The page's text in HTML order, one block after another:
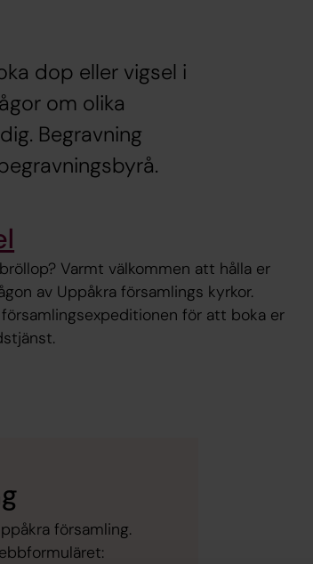
dop eller vigsel i
om olika
Begravning
Varmt välkommen att hålla er
av Uppåkra församlings kyrkor.
för att boka er
församling.